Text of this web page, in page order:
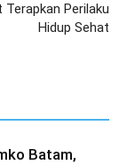
Terapkan Perilaku
Hidup Sehat
Batam,